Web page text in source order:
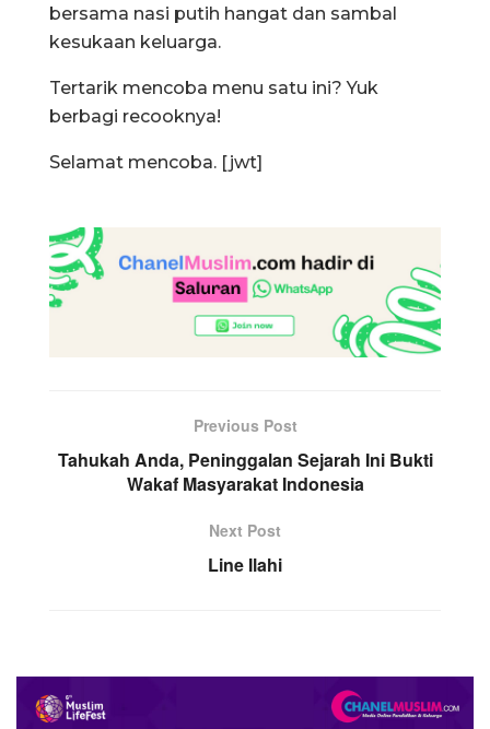
bersama nasi putih hangat dan sambal
kesukaan keluarga.
Tertarik mencoba menu satu ini? Yuk
berbagi recooknya!
Selamat mencoba. [jwt]
Previous Post
Tahukah Anda, Peninggalan Sejarah Ini Bukti
Wakaf Masyarakat Indonesia
Next Post
Line Ilahi